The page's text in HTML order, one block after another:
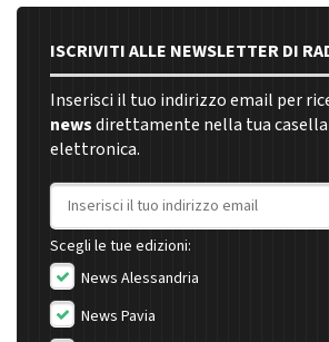
ISCRIVITI ALLE NEWSLETTER DI
Inserisci il tuo indirizzo email per
newsdirettamente nella tua
elettronica.
Indirizzo email
Scegli le tue edizioni:
News Alessandria
News Pavia